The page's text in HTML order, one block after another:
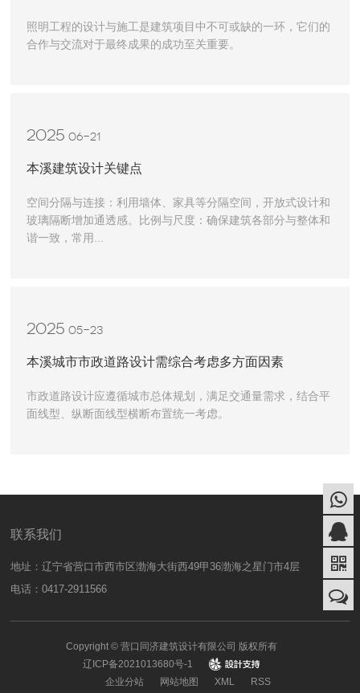
照明工程的设计与施工是建筑项目中不可或缺的一环，它们的
合作与交流对于最终成果的成功至关重要。
2025 06-21
本溪建筑设计关键点
空间分隔与连接：利用墙体、家具等分隔空间，开放式设计和
玻璃隔断增加通透感。比例与尺度：确保建筑各部分与整体和
谐一致，常用...
2025 05-23
本溪城市市政道路设计需综合考虑多方面因素
市政道路设计应遵循城市总体规划，满足交通量需求，结合平
面线型、纵断面线型横断布置统一考虑。
联系我们
地址：辽宁省营口市西市区渤海大街西49甲36渤海之星门市4层
电话：0417-2911566
Copyright © 营口同济建筑设计有限公司 版权所有
辽ICP备2021013680号-1
design
企业分站
网站地图 XML RSS